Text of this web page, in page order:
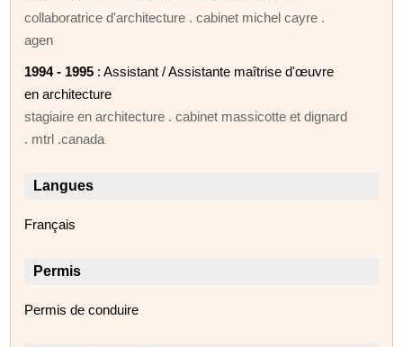
collaboratrice d'architecture . cabinet michel cayre .
agen
1994 - 1995 : Assistant / Assistante maîtrise d'œuvre
en architecture
stagiaire en architecture . cabinet massicotte et dignard
. mtrl .canada
Langues
Français
Permis
Permis de conduire